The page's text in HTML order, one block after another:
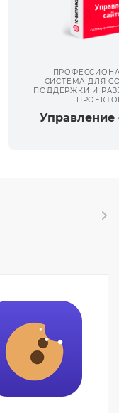
СИСТЕМА ДЛЯ
ПОДДЕРЖКИ И
Управление